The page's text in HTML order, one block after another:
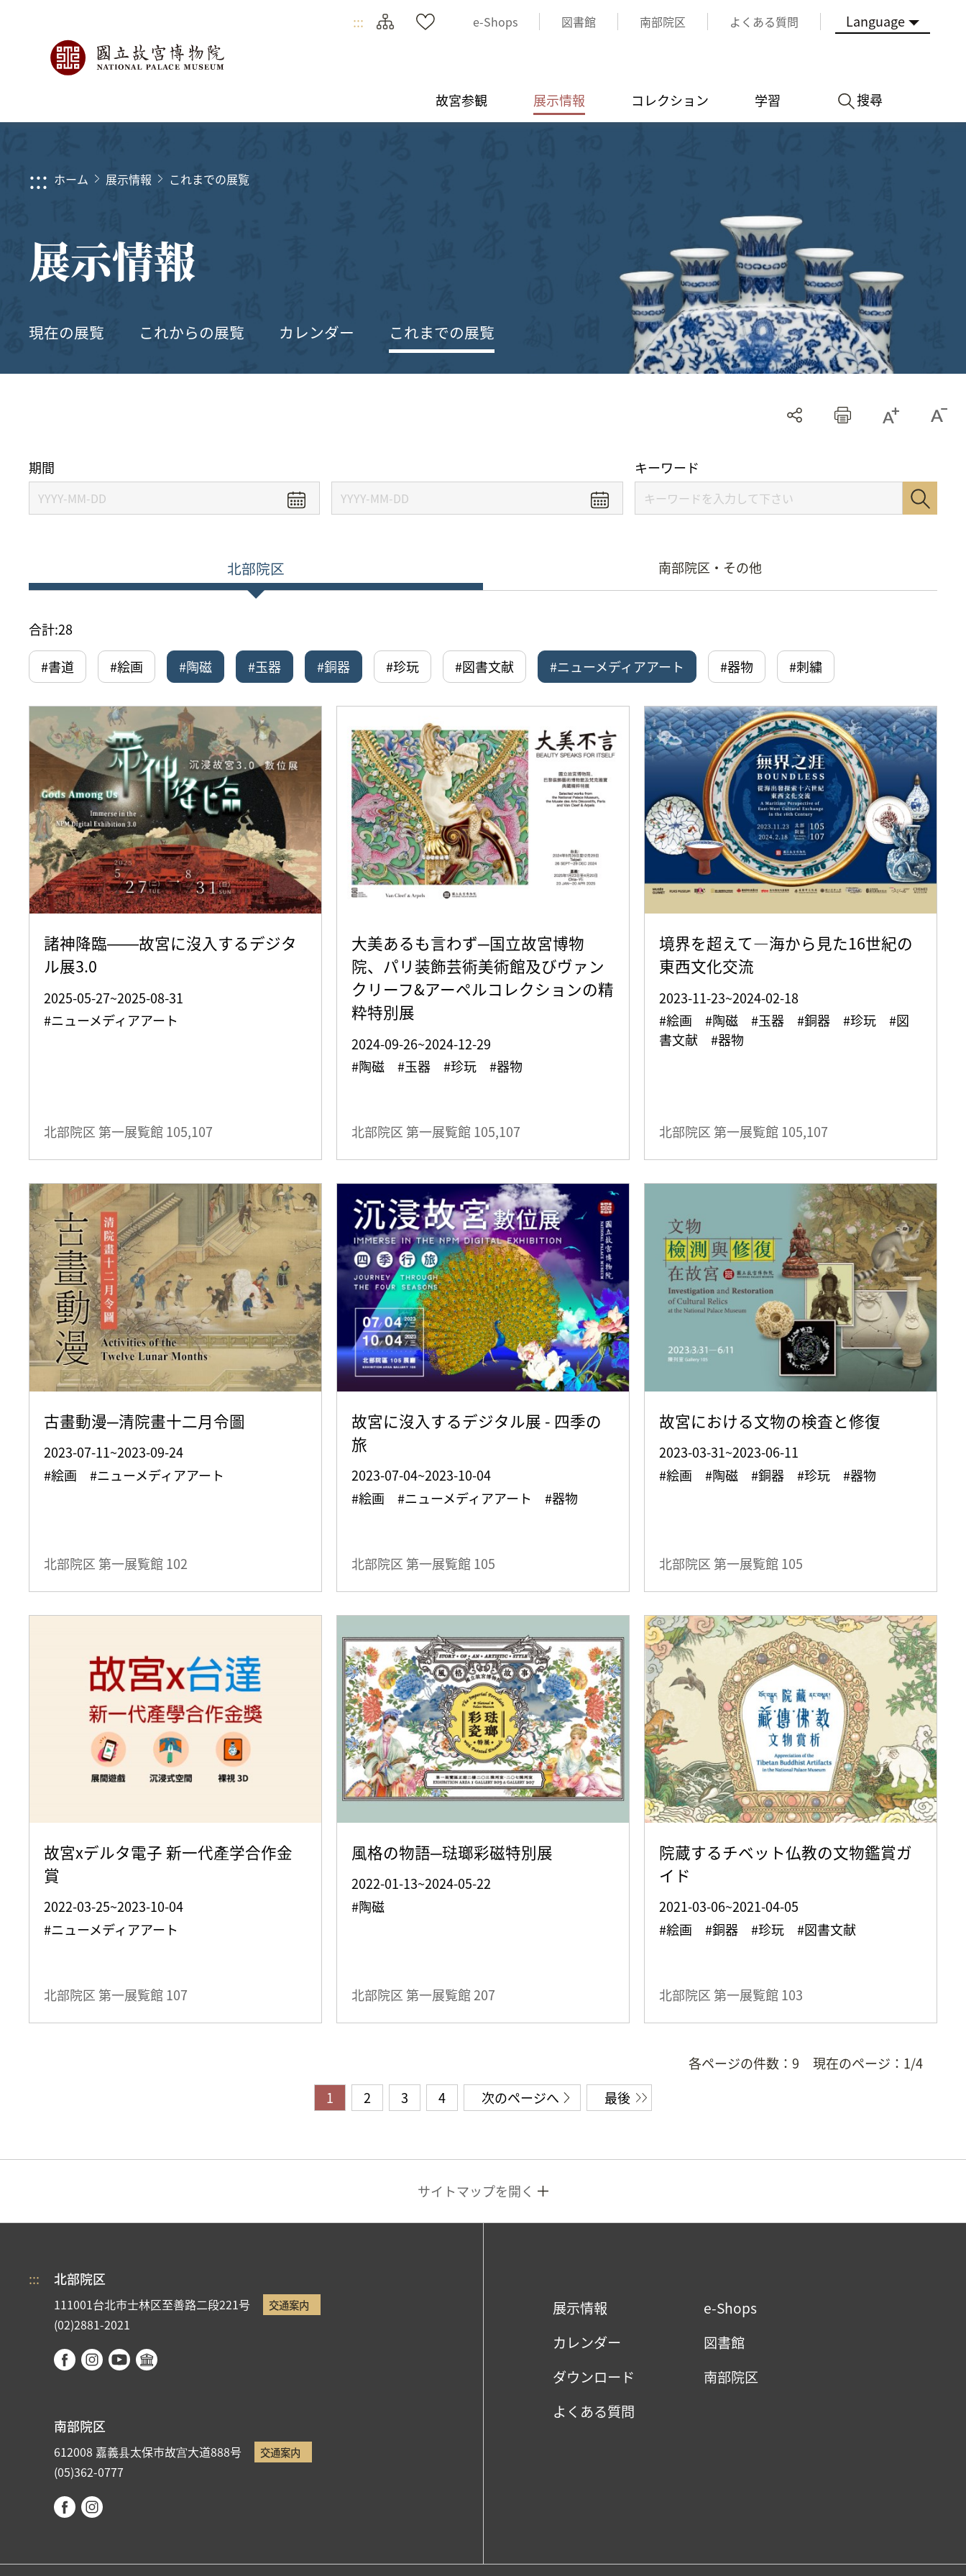
::: e-Shops 図書館 南部院区 よくある質問 Language
故宮参観 展示情報 コレクション 学習 搜尋
::: ホーム 展示情報 これまでの展覧
展示情報
現在の展覧 これからの展覧 カレンダー これまでの展覧
期間 キーワード
北部院区 南部院区・その他
合計:28
#書道
#絵画 #陶磁 #玉器 #銅器 #珍玩 #図書文献 #ニューメディアアート #器物 #刺繍
諸神降臨――故宮に沒入するデジタ
ル展3.0
2025-05-27~2025-08-31
#ニューメディアアート
北部院区 第一展覧館 105,107
大美あるも言わず─国立故宮博物
院、パリ装飾芸術美術館及びヴァン
クリーフ&アーペルコレクションの精
粋特別展
2024-09-26~2024-12-29
#陶磁 #玉器 #珍玩 #器物
北部院区 第一展覧館 105,107
境界を超えて—海から見た16世紀の
東西文化交流
2023-11-23~2024-02-18
#絵画 #陶磁 #玉器 #銅器 #珍玩 #図
書文献 #器物
北部院区 第一展覧館 105,107
古畫動漫─清院畫十二月令圖
2023-07-11~2023-09-24
#絵画 #ニューメディアアート
北部院区 第一展覧館 102
故宮に沒入するデジタル展 - 四季の
旅
2023-07-04~2023-10-04
#絵画 #ニューメディアアート #器物
北部院区 第一展覧館 105
故宮における文物の検査と修復
2023-03-31~2023-06-11
#絵画 #陶磁 #銅器 #珍玩 #器物
北部院区 第一展覧館 105
故宮xデルタ電子 新一代產学合作金
賞
2022-03-25~2023-10-04
#ニューメディアアート
北部院区 第一展覧館 107
風格の物語─琺瑯彩磁特別展
2022-01-13~2024-05-22
#陶磁
北部院区 第一展覧館207
院蔵するチベット仏教の文物鑑賞ガ
イド
2021-03-06~2021-04-05
#絵画 #銅器 #珍玩 #図書文献
北部院区 第一展覧館 103
各ページの件数： 9 現在のページ： 1/4
1
2 3 4 次のページへ 最後
サイトマップを開く
::: 北部院区
111001台北市士林区至善路二段221号 交通案内
(02)2881-2021
南部院区
612008 嘉義县太保市故宫大道888号 交通案内
(05)362-0777
展示情報
カレンダー
ダウンロード
よくある質問
e-Shops
図書館
南部院区